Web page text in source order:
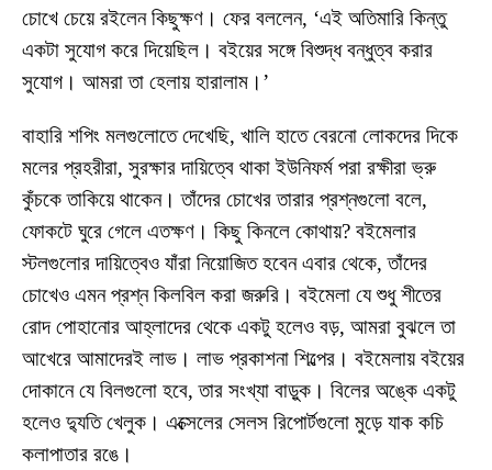
চোখে চেয়ে রইলেন কিছুক্ষণ। ফের বললেন, ‘এই অতিমারি কিন্তু
একটা সুযোগ করে দিয়েছিল। বইয়ের সঙ্গে বিশুদ্ধ বন্ধুত্ব করার
সুযোগ। আমরা তা হেলায় হারালাম।’
বাহারি শপিং মলগুলোতে দেখেছি, খালি হাতে বেরনো লোকদের দিকে
মলের প্রহরীরা, সুরক্ষার দায়িত্বে থাকা ইউনিফর্ম পরা রক্ষীরা ভ্রু
কুঁচকে তাকিয়ে থাকেন। তাঁদের চোখের তারার প্রশ্নগুলো বলে,
ফোকটে ঘুরে গেলে এতক্ষণ। কিছু কিনলে কোথায়? বইমেলার
স্টলগুলোর দায়িত্বেও যাঁরা নিয়োজিত হবেন এবার থেকে, তাঁদের
চোখেও এমন প্রশ্ন কিলবিল করা জরুরি। বইমেলা যে শুধু শীতের
রোদ পোহানোর আহ্লাদের থেকে একটু হলেও বড়, আমরা বুঝলে তা
আখেরে আমাদেরই লাভ। লাভ প্রকাশনা শিল্পের। বইমেলায় বইয়ের
দোকানে যে বিলগুলো হবে, তার সংখ্যা বাড়ুক। বিলের অঙ্কে একটু
হলেও দ্যুতি খেলুক। এক্সেলের সেলস রিপোর্টগুলো মুড়ে যাক কচি
কলাপাতার রঙে।